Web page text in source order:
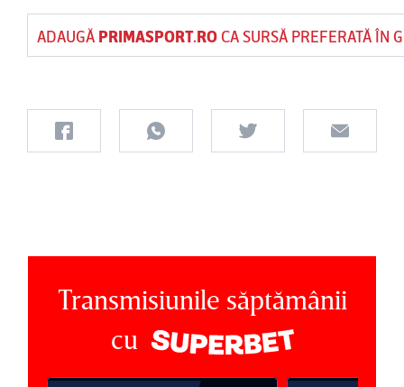
ADAUGĂ PRIMASPORT.ROCA SURSĂ PREFERATĂ ÎN
Transmisiunile săptămânii
cu